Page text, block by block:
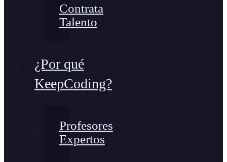
Contrata
Talento
¿Por qué
KeepCoding?
Profesores
Expertos